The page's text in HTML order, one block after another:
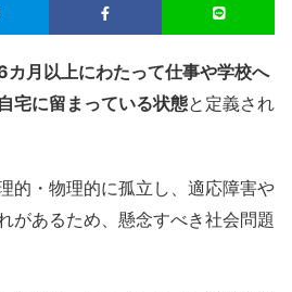
カ月以上にわたって仕事や学校へ
宅に留まっている状態と定義され
的・物理的に孤立し、適応障害や
があるため、懸念すべき社会問題